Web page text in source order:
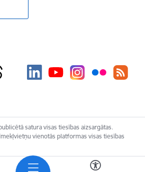
satura visas tiesības aizsargātas.
vienotās platformas visas tiesības